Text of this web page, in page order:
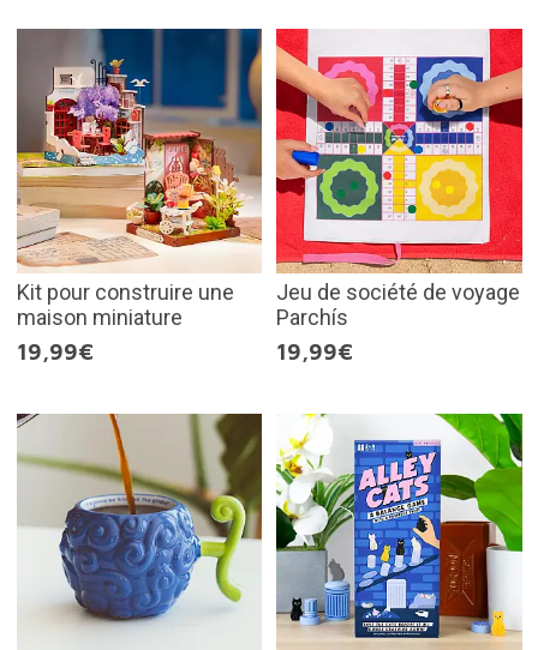
Kit pour construire une
maison miniature
19,99€
Jeu de société de voyage
Parchís
19,99€